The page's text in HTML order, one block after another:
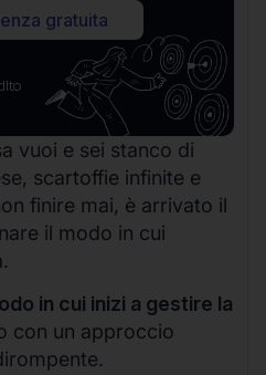
gratuita
vuoi e sei stanco di
scartoffie infinite e
finire mai, è arrivato il
il modo in cui
in cui inizi a gestire la
con un approccio